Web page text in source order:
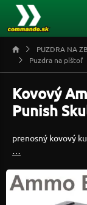
PUZDRA NA
Puzdra na pištoľ
Kovový
Punish
prenosný kovový
…